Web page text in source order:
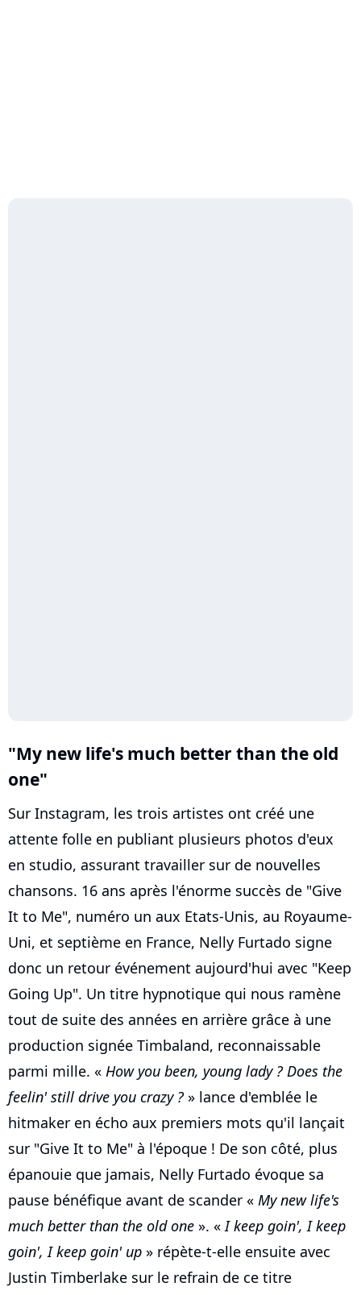
"My new life's much better than the old
one"
Sur Instagram, les trois artistes ont créé une
attente folle en publiant plusieurs photos d'eux
en studio, assurant travailler sur de nouvelles
chansons. 16 ans après l'énorme succès de "Give
It to Me", numéro un aux Etats-Unis, au Royaume-
Uni, et septième en France, Nelly Furtado signe
donc un retour événement aujourd'hui avec "Keep
Going Up". Un titre hypnotique qui nous ramène
tout de suite des années en arrière grâce à une
production signée Timbaland, reconnaissable
parmi mille. « How you been, young lady ? Does the
feelin' still drive you crazy ?» lance d'emblée le
hitmaker en écho aux premiers mots qu'il lançait
sur "Give It to Me" à l'époque ! De son côté, plus
épanouie que jamais, Nelly Furtado évoque sa
pause bénéfique avant de scander « My new life's
much better than the old one ». «I keep goin', I keep
goin', I keep goin' up » répète-t-elle ensuite avec
Justin Timberlake sur le refrain de ce titre